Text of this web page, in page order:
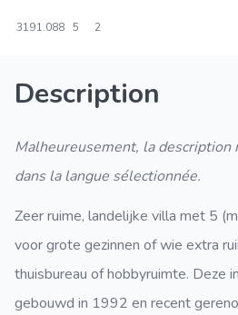
3191.088 5 2
Description
Malheureusement, la description
dans la langue sélectionnée.
Zeer ruime, landelijke villa met 5
voor grote gezinnen of wie extra
thuisbureau of hobbyruimte. Deze
gebouwd in 1992 en recent